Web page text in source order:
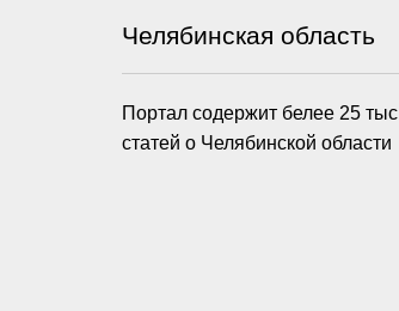
Челябинская область
Портал содержит белее 25 тыс
статей о Челябинской области